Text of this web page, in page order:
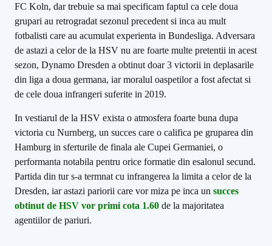
FC Koln, dar trebuie sa mai specificam faptul ca cele doua
grupari au retrogradat sezonul precedent si inca au mult
fotbalisti care au acumulat experienta in Bundesliga. Adversara
de astazi a celor de la HSV nu are foarte multe pretentii in acest
sezon, Dynamo Dresden a obtinut doar 3 victorii in deplasarile
din liga a doua germana, iar moralul oaspetilor a fost afectat si
de cele doua infrangeri suferite in 2019.
In vestiarul de la HSV exista o atmosfera foarte buna dupa
victoria cu Nurnberg, un succes care o califica pe gruparea din
Hamburg in sferturile de finala ale Cupei Germaniei, o
performanta notabila pentru orice formatie din esalonul secund.
Partida din tur s-a termnat cu infrangerea la limita a celor de la
Dresden, iar astazi pariorii care vor miza pe inca un succes
obtinut de HSV vor primi cota 1.60 de la majoritatea
agentiilor de pariuri.